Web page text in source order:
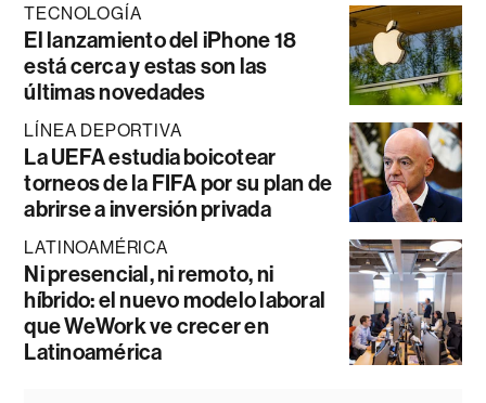
TECNOLOGÍA
El lanzamiento del iPhone 18
está cerca y estas son las
últimas novedades
LÍNEA DEPORTIVA
La UEFA estudia boicotear
torneos de la FIFA por su plan de
abrirse a inversión privada
LATINOAMÉRICA
Ni presencial, ni remoto, ni
híbrido: el nuevo modelo laboral
que WeWork ve crecer en
Latinoamérica